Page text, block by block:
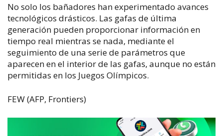
No solo los bañadores han experimentado avances
tecnológicos drásticos. Las gafas de última
generación pueden proporcionar información en
tiempo real mientras se nada, mediante el
seguimiento de una serie de parámetros que
aparecen en el interior de las gafas, aunque no están
permitidas en los Juegos Olímpicos.
FEW (AFP, Frontiers)